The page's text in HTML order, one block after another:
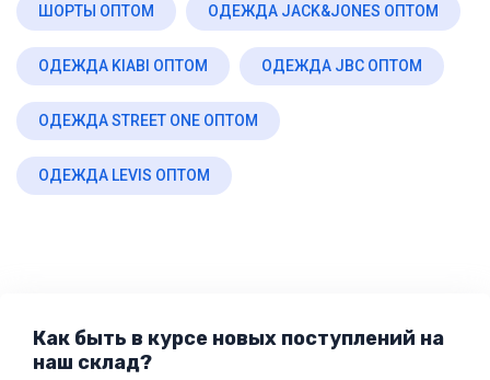
ШОРТЫ ОПТОМ ОДЕЖДА JACK&JONES ОПТОМ
ОДЕЖДА KIABI ОПТОМ ОДЕЖДА JBC ОПТОМ
ОДЕЖДА STREET ONE ОПТОМ
ОДЕЖДА LEVIS ОПТОМ
Как быть в курсе новых поступлений на
наш склад?